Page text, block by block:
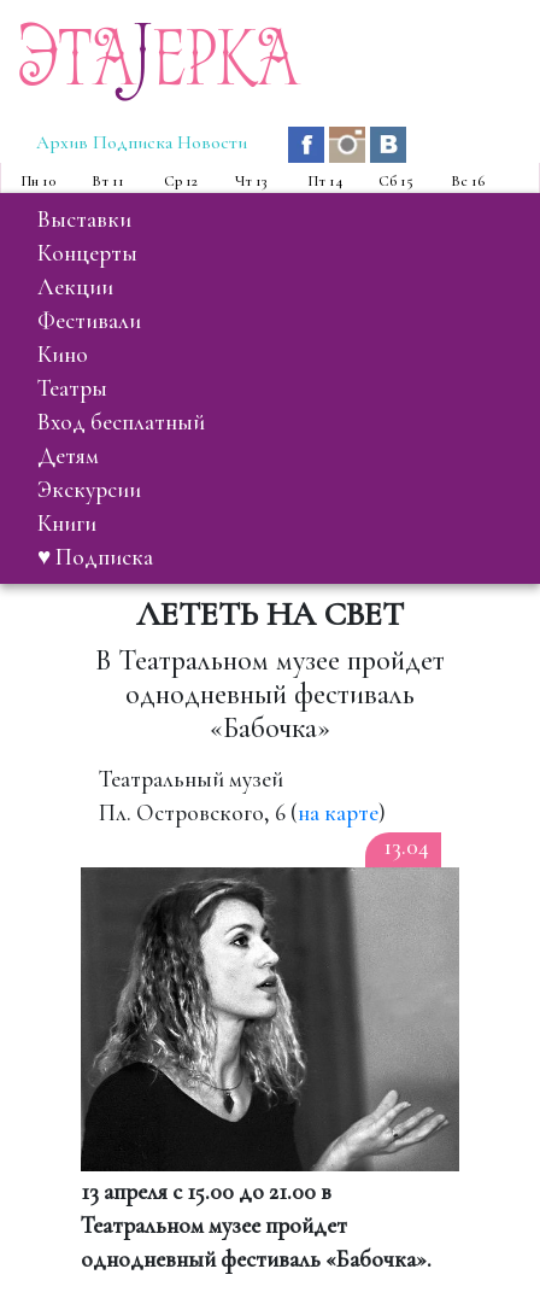
ЭтаJерка
Архив Подписка Новости
Пн 10 Вт 11 Ср 12 Чт 13 Пт 14 Сб 15 Вс 16
выставки
концерты
лекции
фестивали
кино
театры
вход бесплатный
детям
экскурсии
книги
♥ Подписка
ЛЕТЕТЬ НА СВЕТ
В Театральном музее пройдет
однодневный фестиваль
«Бабочка»
Театральный музей
Пл. Островского, 6 (на карте)
13.04
13 апреля с 15.00 до 21.00 в
Театральном музее пройдет
однодневный фестиваль «Бабочка».